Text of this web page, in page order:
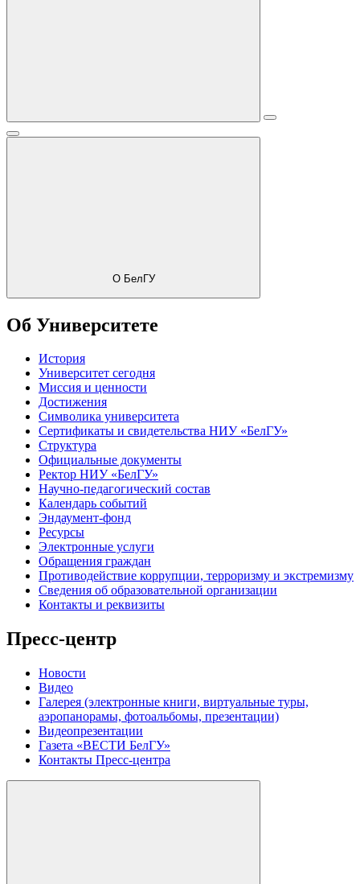
О БелГУ
Об Университете
История
Университет сегодня
Миссия и ценности
Достижения
Символика университета
Сертификаты и свидетельства НИУ «БелГУ»
Структура
Официальные документы
Ректор НИУ «БелГУ»
Научно-педагогический состав
Календарь событий
Эндаумент-фонд
Ресурсы
Электронные услуги
Обращения граждан
Противодействие коррупции, терроризму и экстремизму
Сведения об образовательной организации
Контакты и реквизиты
Пресс-центр
Новости
Видео
Галерея (электронные книги, виртуальные туры,
аэропанорамы, фотоальбомы, презентации)
Видеопрезентации
Газета «ВЕСТИ БелГУ»
Контакты Пресс-центра